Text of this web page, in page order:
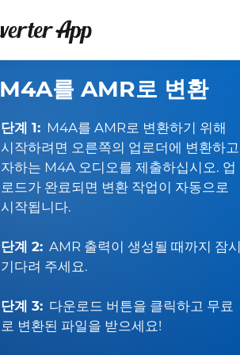
M4A를 AMR로 변환
단계 1: M4A를 AMR로 변환하기 위해
시작하려면 오른쪽의 업로더에 변환하고
자하는 M4A 오디오를 제출하십시오. 업
로드가 완료되면 변환 작업이 자동으로
시작됩니다.
단계 2: AMR 출력이 생성될 때까지 잠시
기다려 주세요.
단계 3: 다운로드 버튼을 클릭하고 무료
로 변환된 파일을 받으세요!